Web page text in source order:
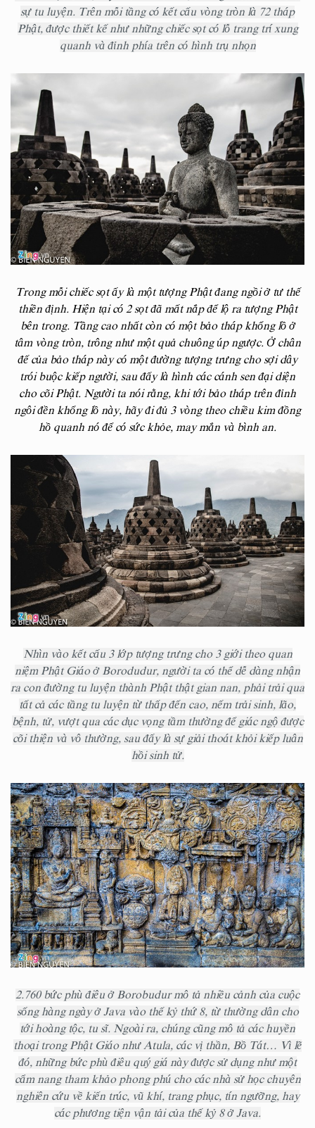
sự tu luyện. Trên mỗi tầng có kết cấu vòng tròn là 72 tháp
Phật, được thiết kế như những chiếc sọt có lỗ trang trí xung
quanh và đỉnh phía trên có hình trụ nhọn
Trong mỗi chiếc sọt ấy là một tượng Phật đang ngồi ở tư thế
thiền định. Hiện tại có 2 sọt đã mất nắp để lộ ra tượng Phật
bên trong. Tầng cao nhất còn có một bảo tháp khổng lồ ở
tâm vòng tròn, trông như một quả chuông úp ngược. Ở chân
đế của bảo tháp này có một đường tượng trưng cho sợi dây
trói buộc kiếp người, sau đấy là hình các cánh sen đại diện
cho cõi Phật. Người ta nói rằng, khi tới bảo tháp trên đỉnh
ngôi đền khổng lồ này, hãy đi đủ 3 vòng theo chiều kim đồng
hồ quanh nó để có sức khỏe, may mắn và bình an.
Nhìn vào kết cấu 3 lớp tượng trưng cho 3 giới theo quan
niệm Phật Giáo ở Borodudur, người ta có thể dễ dàng nhận
ra con đường tu luyện thành Phật thật gian nan, phải trải qua
tất cả các tầng tu luyện từ thấp đến cao, nếm trải sinh, lão,
bệnh, tử, vượt qua các dục vọng tầm thường để giác ngộ được
cõi thiện và vô thường, sau đấy là sự giải thoát khỏi kiếp luân
hồi sinh tử.
2.760 bức phù điêu ở Borobudur mô tả nhiều cảnh của cuộc
sống hàng ngày ở Java vào thế kỷ thứ 8, từ thường dân cho
tới hoàng tộc, tu sĩ. Ngoài ra, chúng cũng mô tả các huyền
thoại trong Phật Giáo như Atula, các vị thần, Bồ Tát… Vì lẽ
đó, những bức phù điêu quý giá này được sử dụng như một
cẩm nang tham khảo phong phú cho các nhà sử học chuyên
nghiên cứu về kiến trúc, vũ khí, trang phục, tín ngưỡng, hay
các phương tiện vận tải của thế kỷ 8 ở Java.